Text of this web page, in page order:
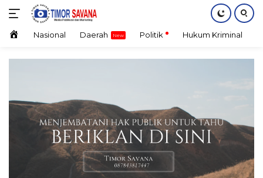
Langsung
konten HomeNasional Daerah Politik Hukum Kriminal